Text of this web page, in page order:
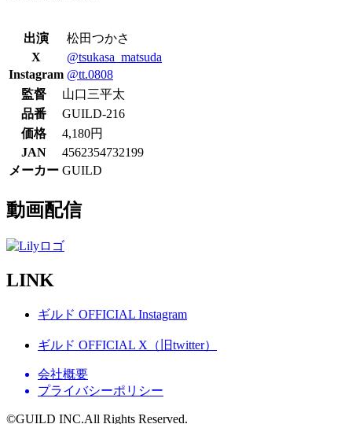
出演
松田つかさ
X
@tsukasa_matsuda
Instagram @tt.0808
監督
山口三平太
品番
GUILD-216
価格
4,180円
JAN
4562354732199
メーカー GUILD
動画配信
LINK
ギルド OFFICIAL Instagram
ギルド OFFICIAL X（旧twitter）
会社概要
プライバシーポリシー
©GUILD INC.All Rights Reserved.